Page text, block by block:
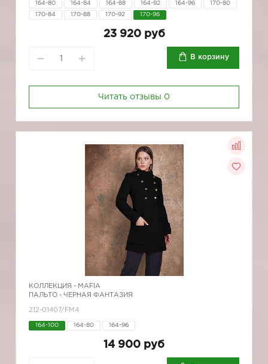
164-80 164-84 164-88 164-92 164-96 170-80
170-84 170-88 170-92 170-96
23 920 руб
В корзину
Читать отзывы 0
КОЛЛЕКЦИЯ - MAFIA
ПАЛЬТО - ЧЕРНАЯ ФАНТАЗИЯ
212-01407/FM4
164-100 164-80 164-96
14 900 руб